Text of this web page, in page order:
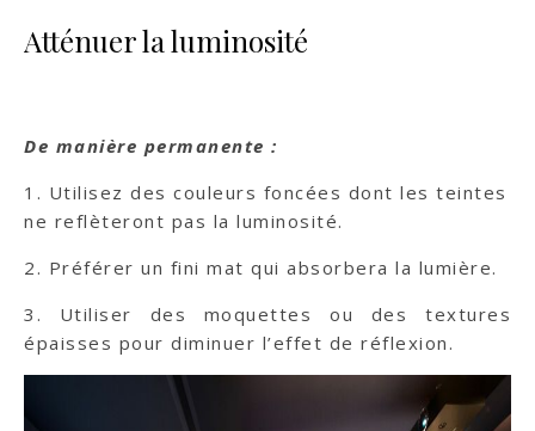
Atténuer la luminosité
De manière permanente :
1. Utilisez des couleurs foncées dont les teintes
ne reflèteront pas la luminosité.
2. Préférer un fini mat qui absorbera la lumière.
3. Utiliser des moquettes ou des textures
épaisses pour diminuer l’effet de réflexion.